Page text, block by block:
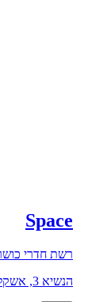
Space
רשת חדרי
הנשיא 3, אשקלון